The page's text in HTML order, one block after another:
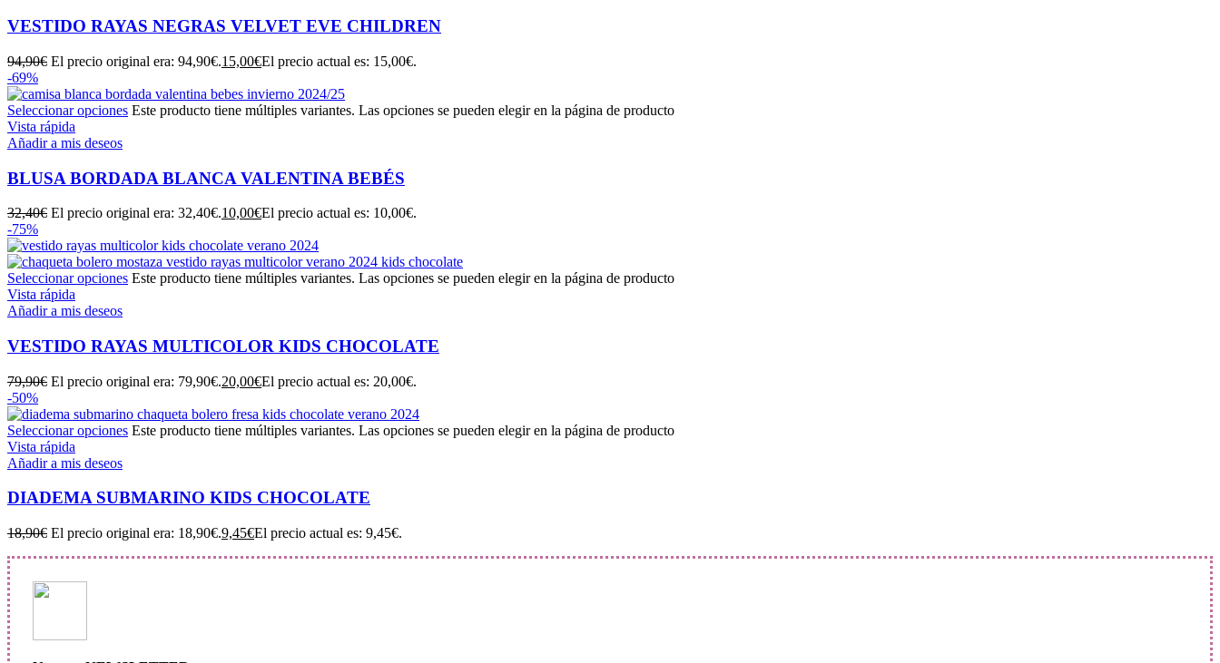
VESTIDO RAYAS NEGRAS VELVET EVE CHILDREN
94,90€ El precio original era: 94,90€.15,00€El precio actual es: 15,00€.
-69%
Seleccionar opciones Este producto tiene múltiples variantes. Las opciones se pueden elegir en la página de producto
Vista rápida
Añadir a mis deseos
BLUSA BORDADA BLANCA VALENTINA BEBÉS
32,40€ El precio original era: 32,40€.10,00€El precio actual es: 10,00€.
-75%
Seleccionar opciones Este producto tiene múltiples variantes. Las opciones se pueden elegir en la página de producto
Vista rápida
Añadir a mis deseos
VESTIDO RAYAS MULTICOLOR KIDS CHOCOLATE
79,90€ El precio original era: 79,90€.20,00€El precio actual es: 20,00€.
-50%
Seleccionar opciones Este producto tiene múltiples variantes. Las opciones se pueden elegir en la página de producto
Vista rápida
Añadir a mis deseos
DIADEMA SUBMARINO KIDS CHOCOLATE
18,90€ El precio original era: 18,90€.9,45€El precio actual es: 9,45€.